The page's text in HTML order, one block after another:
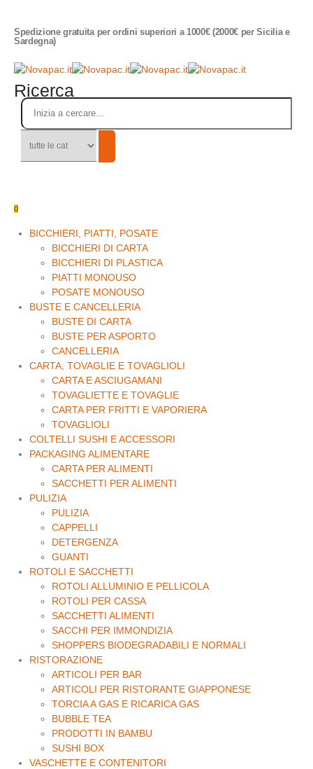
Spedizione gratuita per ordini superiori a 1000€ (2000€ per Sicilia e
Sardegna)
Ricerca
0
BICCHIERI, PIATTI, POSATE
BICCHIERI DI CARTA
BICCHIERI DI PLASTICA
PIATTI MONOUSO
POSATE MONOUSO
BUSTE E CANCELLERIA
BUSTE DI CARTA
BUSTE PER ASPORTO
CANCELLERIA
CARTA, TOVAGLIE E TOVAGLIOLI
CARTA E ASCIUGAMANI
TOVAGLIETTE E TOVAGLIE
CARTA PER FRITTI E VAPORIERA
TOVAGLIOLI
COLTELLI SUSHI E ACCESSORI
PACKAGING ALIMENTARE
CARTA PER ALIMENTI
SACCHETTI PER ALIMENTI
PULIZIA
PULIZIA
CAPPELLI
DETERGENZA
GUANTI
ROTOLI E SACCHETTI
ROTOLI ALLUMINIO E PELLICOLA
ROTOLI PER CASSA
SACCHETTI ALIMENTI
SACCHI PER IMMONDIZIA
SHOPPERS BIODEGRADABILI E NORMALI
RISTORAZIONE
ARTICOLI PER BAR
ARTICOLI PER RISTORANTE GIAPPONESE
TORCIA A GAS E RICARICA GAS
BUBBLE TEA
PRODOTTI IN BAMBU
SUSHI BOX
VASCHETTE E CONTENITORI